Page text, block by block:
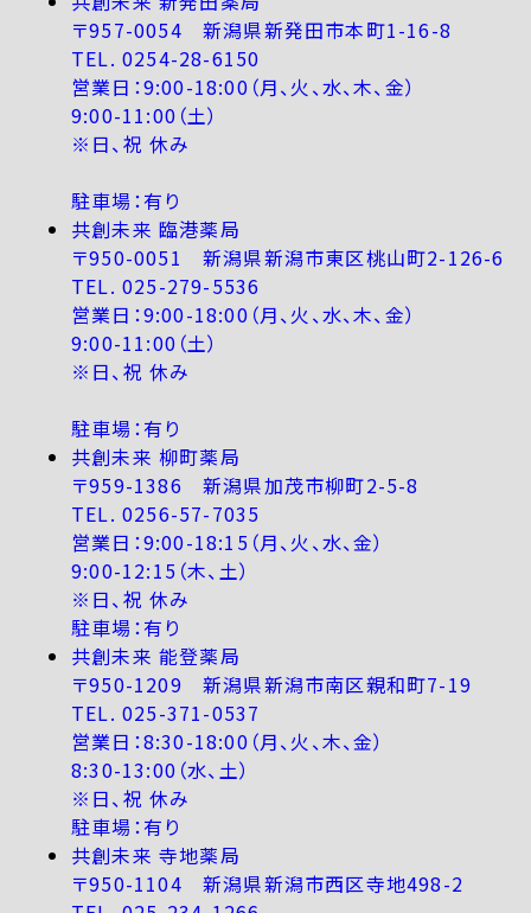
〒957-0054 新潟県新発田市本町1-16-8
TEL. 0254-28-6150
営業日：9:00-18:00（月、火、水、木、金）
9:00-11:00（土）
※日、祝 休み
駐車場：有り
共創未来 臨港薬局
〒950-0051 新潟県新潟市東区桃山町2-126-6
TEL. 025-279-5536
営業日：9:00-18:00（月、火、水、木、金）
9:00-11:00（土）
※日、祝 休み
駐車場：有り
共創未来 柳町薬局
〒959-1386 新潟県加茂市柳町2-5-8
TEL. 0256-57-7035
営業日：9:00-18:15（月、火、水、金）
9:00-12:15（木、土）
※日、祝 休み
駐車場：有り
共創未来 能登薬局
〒950-1209 新潟県新潟市南区親和町7-19
TEL. 025-371-0537
営業日：8:30-18:00（月、火、木、金）
8:30-13:00（水、土）
※日、祝 休み
駐車場：有り
共創未来 寺地薬局
〒950-1104 新潟県新潟市西区寺地498-2